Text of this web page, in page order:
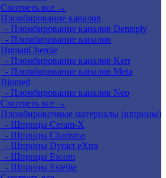
Смотреть все →
Пломбирование каналов
- Пломбирование каналов Dentsply
- Пломбирование каналов
HumanChemie
- Пломбирование каналов Kerr
- Пломбирование каналов Meta
Biomed
- Пломбирование каналов Neo
Смотреть все →
Пломбировочные материалы (шприцы)
- Шприцы Ceram-X
- Шприцы Charisma
- Шприцы Dyract eXtra
- Шприцы Escom
- Шприцы Estelite